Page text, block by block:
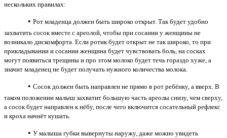
нескольких правилах:
•Рот младенца должен быть широко открыт. Так будет удобно
захватить сосок вместе с ареолой, чтобы при сосании у женщины не
возникало дискомфорта. Если ротик будет открыт не так широко, то при
прикладывании и сосании женщина будет чувствовать боль, на сосках
могут появиться трещины и про этом молоко будет течь гораздо хуже, а
значит младенец не будет получать нужного количества молока.
•Сосок должен быть направлен не прямо в рот ребёнку, а вверх. В
таком положении малыш захватит большую часть ареолы снизу, чем сверху,
а сосок будет направлен к нёбу, после чего включится сосательный рефлекс
и кроха начнёт кушать.
•У малыша губки вывернуты наружу, даже можно увидеть